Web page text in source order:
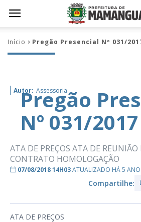
Início Pregão Presencial Nº 031/
Autor: Assessoria
Pregão
Nº 031/2017
ATA DE PREÇOS ATA DE REUNIÃO
CONTRATO HOMOLOGAÇÃO
07/08/2018 14H03ATUALIZADO HÁ 5
Compartilhe:
ATA DE PREÇOS